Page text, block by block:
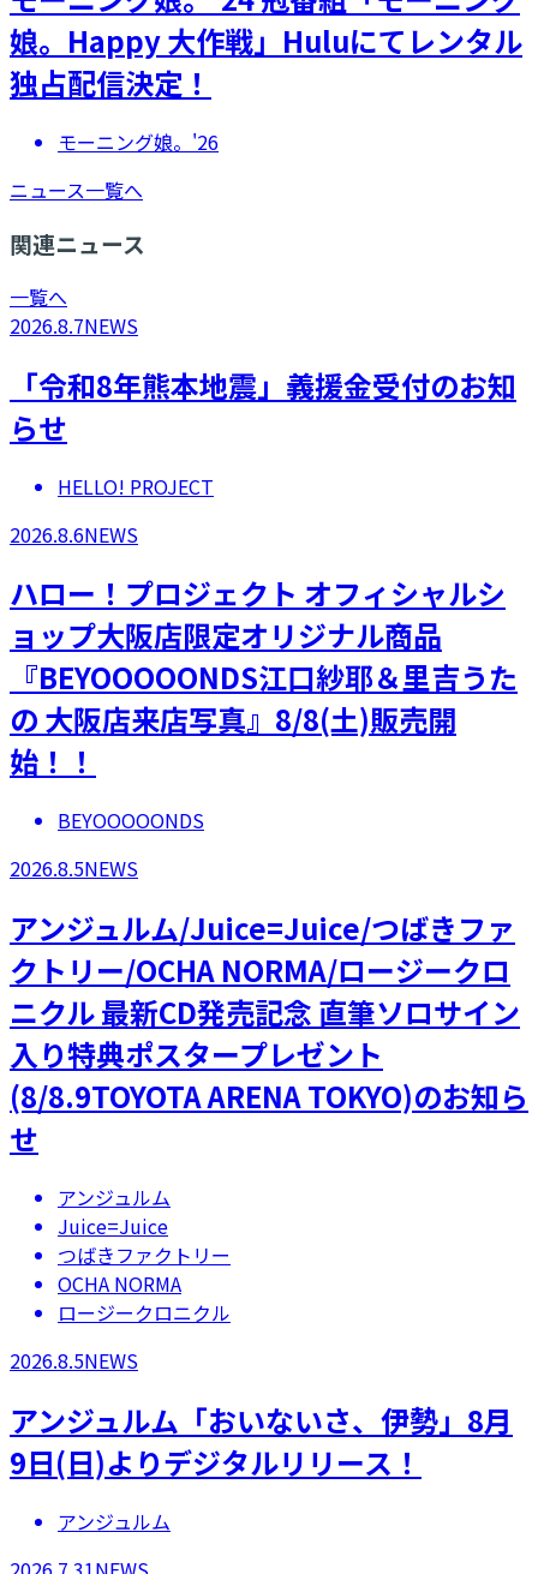
娘。Happy 大作戦」Huluにてレンタル
独占配信決定！
モーニング娘。'26
ニュース一覧へ
関連ニュース
一覧へ
2026.8.7NEWS
「令和8年熊本地震」義援金受付のお知
らせ
HELLO! PROJECT
2026.8.6NEWS
ハロー！プロジェクト オフィシャルシ
ョップ大阪店限定オリジナル商品
『BEYOOOOONDS江口紗耶＆里吉うた
の 大阪店来店写真』8/8(土)販売開
始！！
BEYOOOOONDS
2026.8.5NEWS
アンジュルム/Juice=Juice/つばきファ
クトリー/OCHA NORMA/ロージークロ
ニクル 最新CD発売記念 直筆ソロサイン
入り特典ポスタープレゼント
(8/8.9TOYOTA ARENA TOKYO)のお知ら
せ
アンジュルム
Juice=Juice
つばきファクトリー
OCHA NORMA
ロージークロニクル
2026.8.5NEWS
アンジュルム「おいないさ、伊勢」8月
9日(日)よりデジタルリリース！
アンジュルム